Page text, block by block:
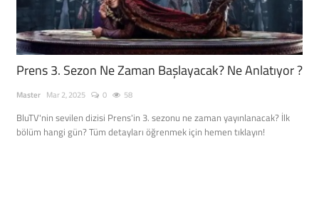
Otomobil
Filmler
Sağlık
Mobil
Prens 3. Sezon Ne Zaman Başlayacak? Ne Anlatıyor ?
Master Mar 2, 2025 0 58
BluTV'nin sevilen dizisi Prens'in 3. sezonu ne zaman yayınlanacak? İlk
bölüm hangi gün? Tüm detayları öğrenmek için hemen tıklayın!